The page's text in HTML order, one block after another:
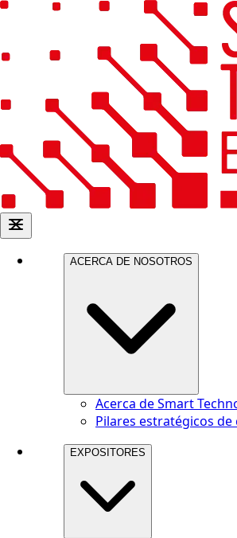
ACERCA DE NOSOTROS
Acerca de Smart
Pilares estratégicos
EXPOSITORES